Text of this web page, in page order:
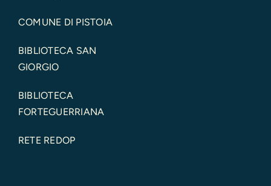
COMUNE DI PISTOIA
BIBLIOTECA SAN
GIORGIO
BIBLIOTECA
FORTEGUERRIANA
RETE REDOP